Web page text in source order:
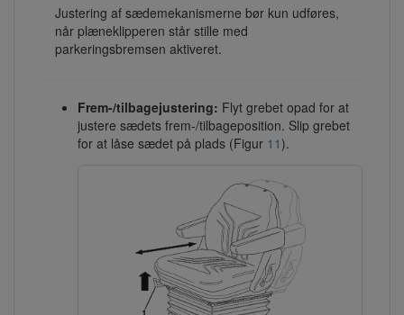
Justering af sædemekanismerne bør kun udføres,
når plæneklipperen står stille med
parkeringsbremsen aktiveret.
Frem-/tilbagejustering: Flyt grebet opad for at
justere sædets frem-/tilbageposition. Slip grebet
for at låse sædet på plads (Figur 11).